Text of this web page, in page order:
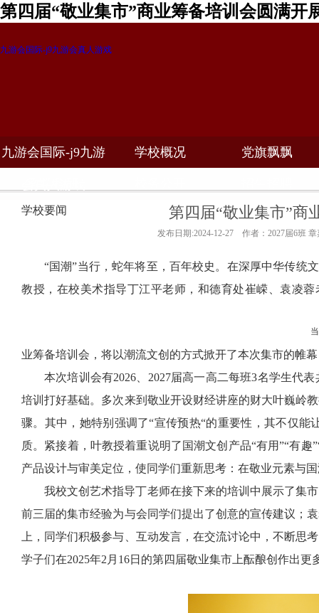
第四届“敬业集市”商业筹备培训会圆满开
九游会国际-j9九游会真人游戏
九游会国际-j9九游 学校概况 党旗飘飘
学校要闻 第四届“敬业集市”商
发布日期:2024-12-27 作者：2027届6班 章
“国潮”当行，蛇年将至，百年校史。在深厚中华传统
教授，在校美术指导丁江平老师，和德育处崔嵘、袁凌
业筹备培训会，将以潮流文创的方式掀开了本次集市的帷
本次培训会有2026 2027届高一高二每班3名学生代表
培训打好基础。 多次来到敬业开设财经讲座的财大叶巍岭
骤。其中，她特别强调了“宣传预热“的重要性，其不仅
质。紧接着，叶教授着重说明了国潮文创产品“有用”“有
产品设计与审美定位，使同学们重新思考：在敬业元素与
我校文创艺术指导丁老师在接下来的培训中展示了集
前三届的集市经验为与会同学们提出了创意的宣传建议；
上，同学们积极参与、互动发言，在交流讨论中，不断
学子们在2025年2 月 16日的第四届敬业集市上酝酿创作出更